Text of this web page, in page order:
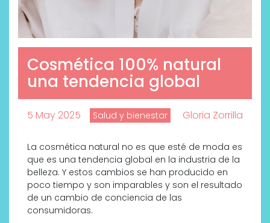
Cosmética 100% natural
una tendencia global
5 May 2025 Salud y bienestar Gloria Zorrilla
La cosmética natural no es que esté de moda es
que es una tendencia global en la industria de la
belleza. Y estos cambios se han producido en
poco tiempo y son imparables y son el resultado
de un cambio de conciencia de las
consumidoras.